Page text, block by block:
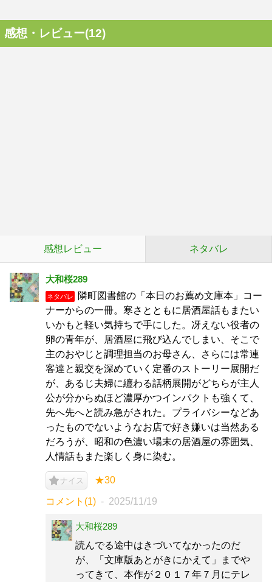
感想・レビュー(12)
感想レビュー ネタバレ
大和桜289
ネタバレ
隣町図書館の「本日のお薦め文庫本」コー
ナーからの一冊。寒さとともに居酒屋話もまたい
いかもと軽い気持ちで手にした。冴えない役者の
卵の青年が、居酒屋に飛び込んでしまい、そこで
主のおやじと調理担当のお母さん、さらには常連
客達と親交を深めていく定番のストーリー展開だ
が、あるじ夫婦に纏わる話柄展開がどちらが主人
公が分からぬほど濃厚かつインパクトも強くて、
先へ先へと読み急がされた。プライバシーなどあ
ったものでないようなお店で好き嫌いは当然ある
だろうが、昭和の色濃い場末の居酒屋の雰囲気、
人情話もまた楽しく身に染む。
ナイス ★30
コメント(1) 2025/11/19
大和桜289
読んでる途中はきづいてなかったのだ
が、「文庫版あとがきにかえて」までや
ってきて、本作が２０１７年７月にテレ